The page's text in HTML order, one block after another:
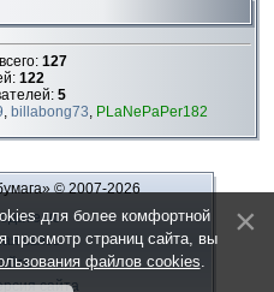
127
122
5
, billabong73, PLaNePaPer182
© 2007-2026
связь
сайта
для более комфортной
просмотр страниц сайта, вы
файлов cookies.